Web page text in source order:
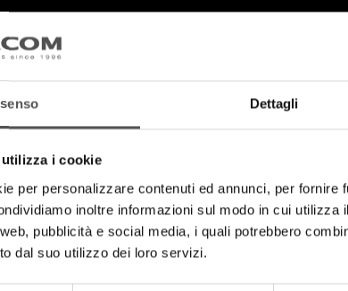
Dettagli
i cookie
per personalizzare contenuti ed annunci, per fornire
inoltre informazioni sul modo in cui
pubblicità e social media, i quali potrebbero
dal suo utilizzo dei loro servizi.